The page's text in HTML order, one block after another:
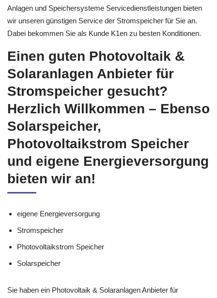
Anlagen und Speichersysteme Servicedienstleistungen bieten
wir unseren günstigen Service der Stromspeicher für Sie an.
Dabei bekommen Sie als Kunde K1en zu besten Konditionen.
Einen guten Photovoltaik &
Solaranlagen Anbieter für
Stromspeicher gesucht?
Herzlich Willkommen – Ebenso
Solarspeicher,
Photovoltaikstrom Speicher
und eigene Energieversorgung
bieten wir an!
eigene Energieversorgung
Stromspeicher
Photovoltaikstrom Speicher
Solarspeicher
Sie haben ein Photovoltaik & Solaranlagen Anbieter für